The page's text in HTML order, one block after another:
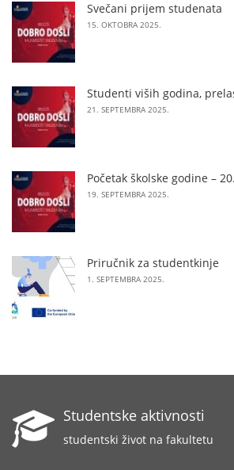
Svečani prijem studenata
15. OKTOBRA 2025.
Studenti viših godina,
21. SEPTEMBRA 2025.
Početak školske godine –
19. SEPTEMBRA 2025.
Priručnik za studentkinje
1. SEPTEMBRA 2025.
Studentske aktivnosti
studentski život na fakultetu